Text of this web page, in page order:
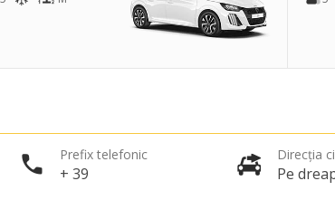
Prefix telefonic
+ 39
Direcția
Pe